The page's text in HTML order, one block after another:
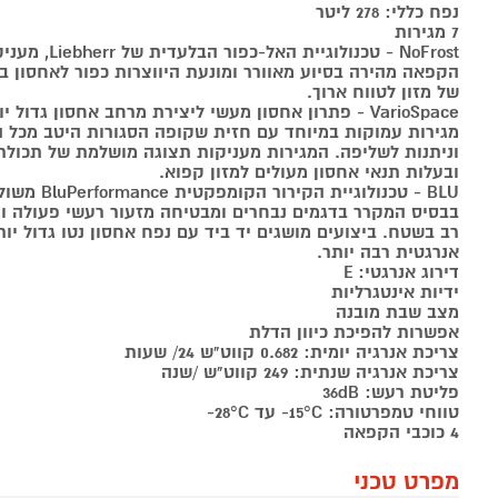
נפח כללי: 278 ליטר
7 מגירות
NoFrost - טכנולוגיית האל-כפור הבלעדית של Liebherr, מעניקה
הקפאה מהירה בסיוע מאוורר ומונעת היווצרות כפור לאחסון
של מזון לטווח ארוך.
VarioSpace - פתרון אחסון מעשי ליצירת מרחב אחסון גדול יותר.
מגירות עמוקות במיוחד עם חזית שקופה הסגורות היטב מכל
וניתנות לשליפה. המגירות מעניקות תצוגה מושלמת של
ובעלות תנאי אחסון מעולים למזון קפוא.
BLU - טכנולוגיית הקירור הקומפקטית BluPerformance משולבת
בבסיס המקרר בדגמים נבחרים ומבטיחה מזעור רעשי פעולה
רב בשטח. ביצועים מושגים יד ביד עם נפח אחסון נטו גדול
אנרגטית רבה יותר.
דירוג אנרגטי: E
ידיות אינטגרליות
מצב שבת מובנה
אפשרות להפיכת כיוון הדלת
צריכת אנרגיה יומית: 0.682 קווט"ש 24/ שעות
צריכת אנרגיה שנתית: 249 קווט"ש /שנה
פליטת רעש: 36dB
טווחי טמפרטורה: 15°C- עד 28°C-
4 כוכבי הקפאה
מפרט טכני